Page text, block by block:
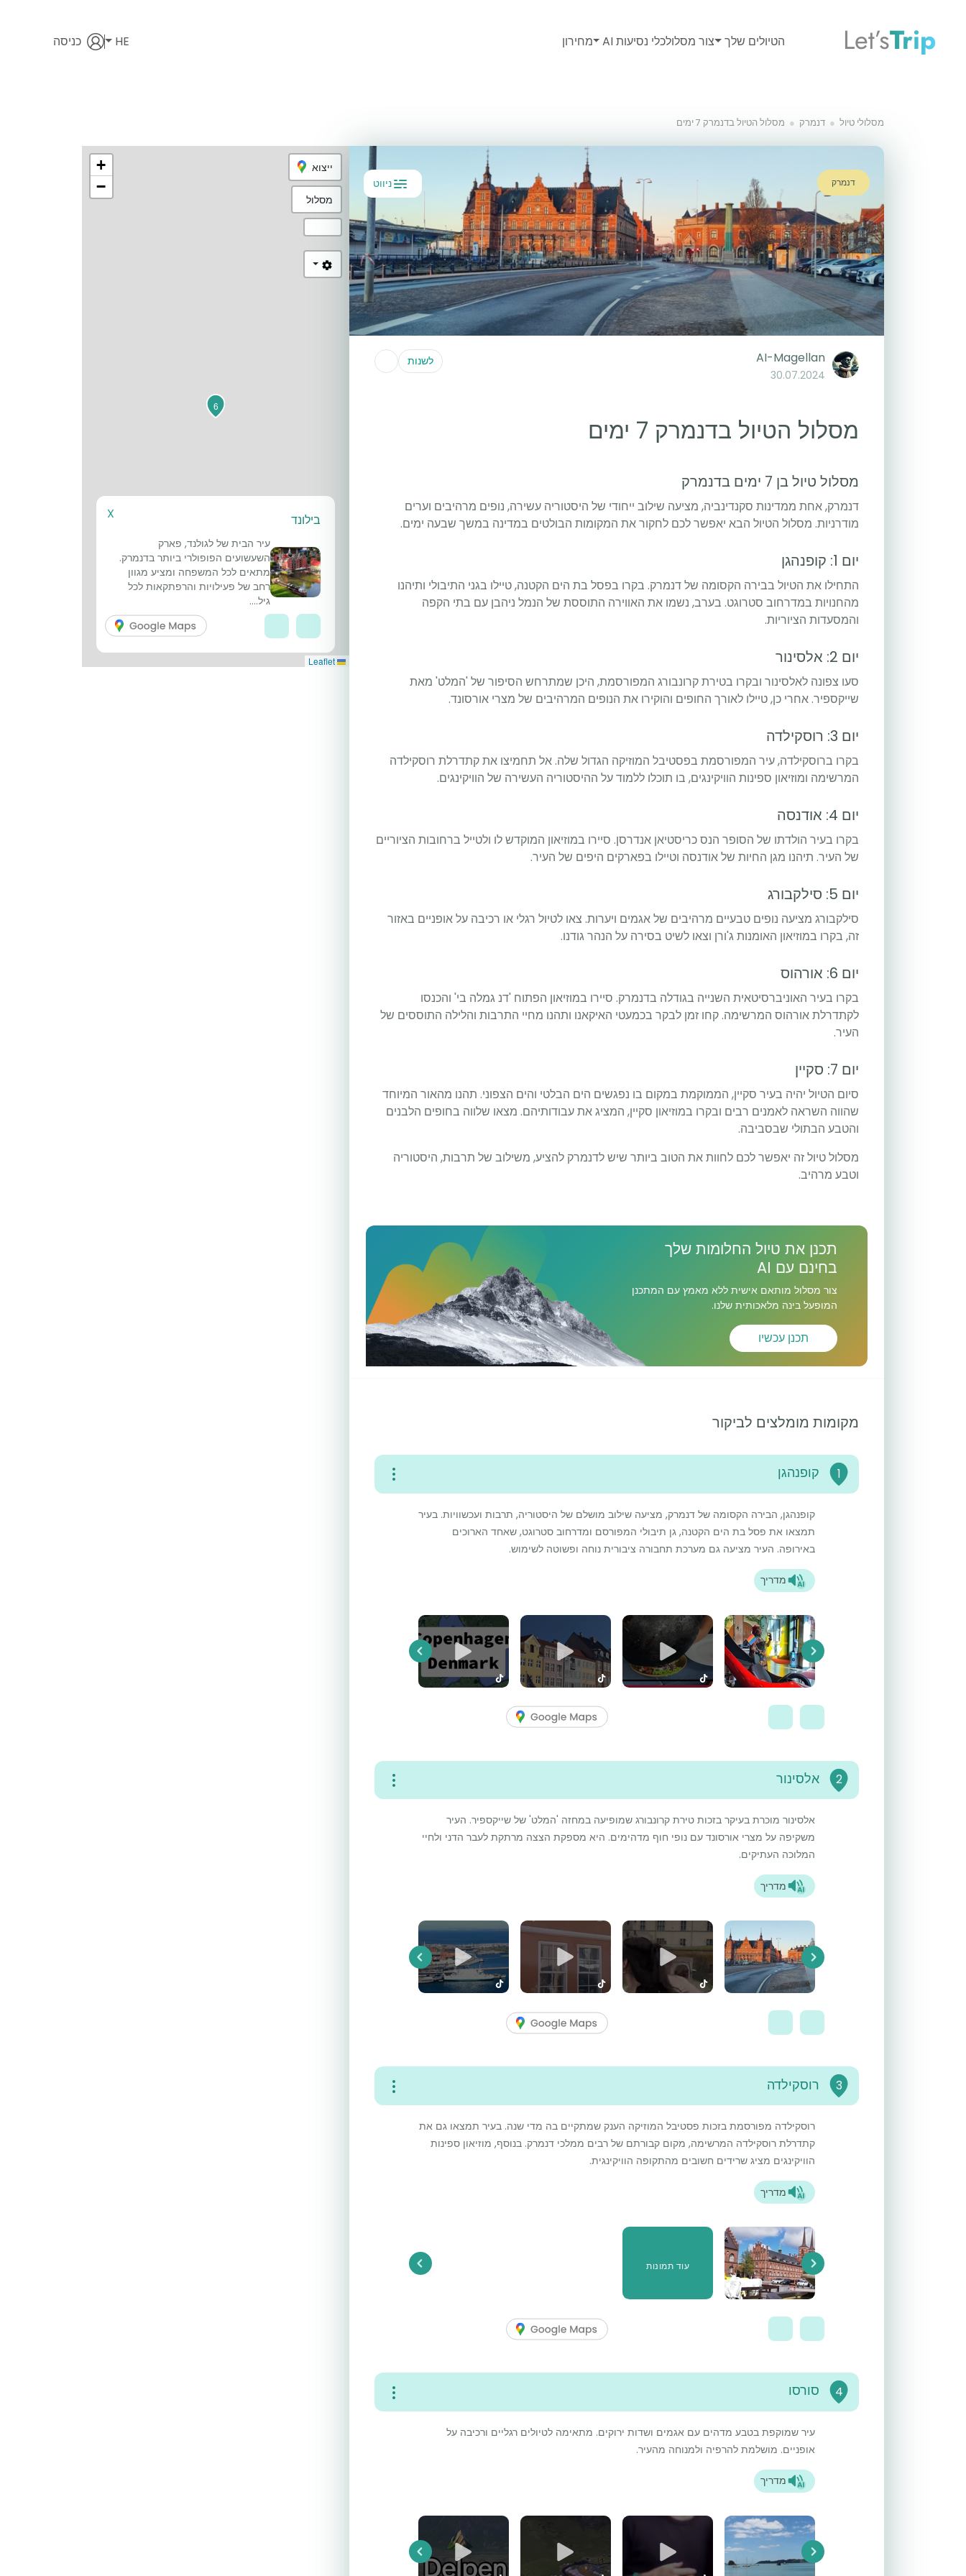
Let’sTrip הטיולים שלך צור מסלולכלי נסיעות AI מחירון HE כניסה
מסלולי טיול דנמרק מסלול הטיול בדנמרק 7 ימים
ניווט דנמרק
AI-Magellan
30.07.2024
לשנות
מסלול הטיול בדנמרק 7 ימים
מסלול טיול בן 7 ימים בדנמרק
דנמרק, אחת ממדינות סקנדינביה, מציעה שילוב ייחודי של היסטוריה עשירה, נופים מרהיבים וערים
מודרניות. מסלול הטיול הבא יאפשר לכם לחקור את המקומות הבולטים במדינה במשך שבעה ימים.
יום 1: קופנהגן
התחילו את הטיול בבירה הקסומה של דנמרק. בקרו בפסל בת הים הקטנה, טיילו בגני התיבולי ותיהנו
מהחנויות במדרחוב סטרוגט. בערב, נשמו את האווירה התוססת של הנמל ניהבן עם בתי הקפה
והמסעדות הציוריות.
יום 2: אלסינור
סעו צפונה לאלסינור ובקרו בטירת קרונבורג המפורסמת, היכן שמתרחש הסיפור של 'המלט' מאת
שייקספיר. אחרי כן, טיילו לאורך החופים והוקירו את הנופים המרהיבים של מצרי אורסונד.
יום 3: רוסקילדה
בקרו ברוסקילדה, עיר המפורסמת בפסטיבל המוזיקה הגדול שלה. אל תחמיצו את קתדרלת רוסקילדה
המרשימה ומוזיאון ספינות הוויקינגים, בו תוכלו ללמוד על ההיסטוריה העשירה של הוויקינגים.
יום 4: אודנסה
בקרו בעיר הולדתו של הסופר הנס כריסטיאן אנדרסן. סיירו במוזיאון המוקדש לו ולטייל ברחובות הציוריים
של העיר. תיהנו מגן החיות של אודנסה וטיילו בפארקים היפים של העיר.
יום 5: סילקבורג
סילקבורג מציעה נופים טבעיים מרהיבים של אגמים ויערות. צאו לטיול רגלי או רכיבה על אופניים באזור
זה, בקרו במוזיאון האומנות ג'ורן וצאו לשיט בסירה על הנהר גודנו.
יום 6: אורהוס
בקרו בעיר האוניברסיטאית השנייה בגודלה בדנמרק. סיירו במוזיאון הפתוח 'דנ גמלה בי' והכנסו
לקתדרלת אורהוס המרשימה. קחו זמן לבקר בכמעטי האיקאנו ותהנו מחיי התרבות והלילה התוססים של
העיר.
יום 7: סקיין
סיום הטיול יהיה בעיר סקיין, הממוקמת במקום בו נפגשים הים הבלטי והים הצפוני. תהנו מהאור המיוחד
שהווה השראה לאמנים רבים ובקרו במוזיאון סקיין, המציג את עבודותיהם. מצאו שלווה בחופים הלבנים
והטבע הבתולי שבסביבה.
מסלול טיול זה יאפשר לכם לחוות את הטוב ביותר שיש לדנמרק להציע, משילוב של תרבות, היסטוריה
וטבע מרהיב.
תכנן את טיול החלומות שלך
בחינם עם AI
צור מסלול מותאם אישית ללא מאמץ עם המתכנן
המופעל בינה מלאכותית שלנו.
תכנן עכשיו
מקומות מומלצים לביקור
1 קופנהגן
קופנהגן, הבירה הקסומה של דנמרק, מציעה שילוב מושלם של היסטוריה, תרבות ועכשוויות. בעיר
תמצאו את פסל בת הים הקטנה, גן תיבולי המפורסם ומדרחוב סטרוגט, שאחד הארוכים
באירופה. העיר מציעה גם מערכת תחבורה ציבורית נוחה ופשוטה לשימוש.
מדריך
Previous Next
2 אלסינור
אלסינור מוכרת בעיקר בזכות טירת קרונבורג שמופיעה במחזה 'המלט' של שייקספיר. העיר
משקיפה על מצרי אורסונד עם נופי חוף מדהימים. היא מספקת הצצה מרתקת לעבר הדני ולחיי
המלוכה העתיקים.
מדריך
Previous Next
3 רוסקילדה
רוסקילדה מפורסמת בזכות פסטיבל המוזיקה הענק שמתקיים בה מדי שנה. בעיר תמצאו גם את
קתדרלת רוסקילדה המרשימה, מקום קבורתם של רבים ממלכי דנמרק. בנוסף, מוזיאון ספינות
הוויקינגים מציג שרידים חשובים מהתקופה הוויקינגית.
מדריך
עוד תמונות Previous Next
4 סורסו
עיר שמוקפת בטבע מדהים עם אגמים ושדות ירוקים. מתאימה לטיולים רגליים ורכיבה על
אופניים. מושלמת להרפיה ולמנוחה מהעיר.
מדריך
Previous Next
6
13
+
−
ייצוא
מסלול
X בילונד
עיר הבית של לגולנד, פארק
השעשועים הפופולרי ביותר בדנמרק.
מתאים לכל המשפחה ומציע מגוון
רחב של פעילויות והרפתקאות לכל
גיל....